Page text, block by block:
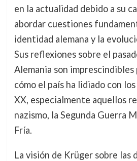
en la actualidad debido a su
abordar cuestiones
identidad alemana y la
Sus reflexiones sobre el
Alemania son
cómo el país ha lidiado con
XX, especialmente aquellos
nazismo, la Segunda Guerra
Fría.
La visión de Krüger sobre las